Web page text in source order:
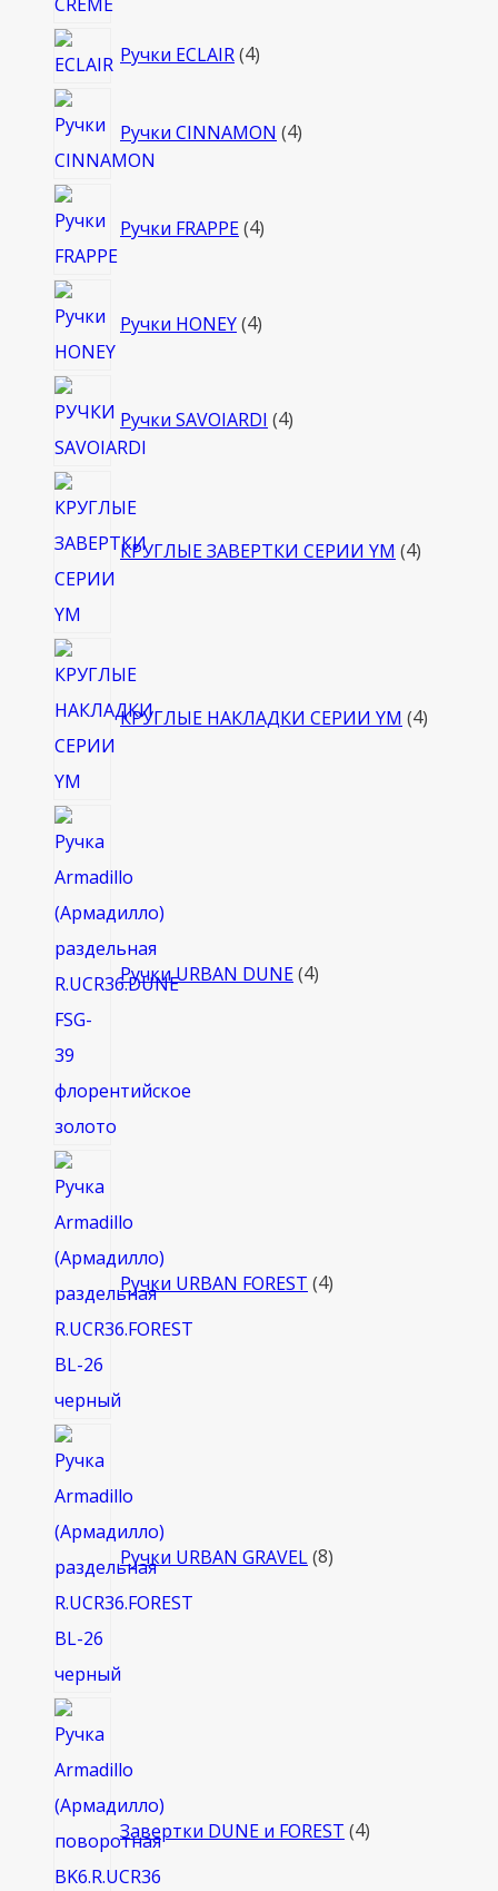
Ручки ECLAIR 44
Ручки CINNAMON 4товара
Ручки FRAPPE 4товара
Ручки HONEY 4товара
Ручки SAVOIARDI 4товара
КРУГЛЫЕ ЗАВЕРТКИ СЕРИИ YM 4
КРУГЛЫЕ НАКЛАДКИ СЕРИИ YM 4
Ручки URBAN DUNE 4
Ручки URBAN FOREST 4
Ручки URBAN GRAVEL 8
Завертки DUNE и FOREST 4